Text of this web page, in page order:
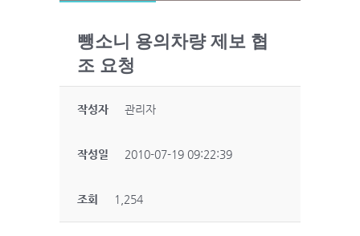
뺑소니 용의차량 제보 협
조 요청
작성자 관리자
작성일 2010-07-19 09:22:39
조회 1,254